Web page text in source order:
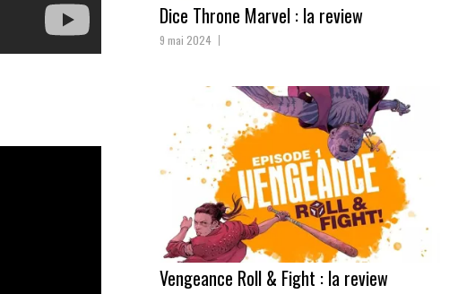
Dice Throne Marvel : la review
9 mai 2024
Vengeance Roll & Fight : la review